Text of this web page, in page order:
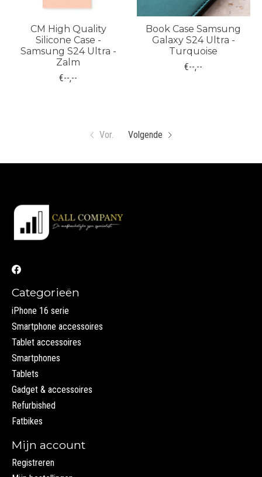
CM High Quality
Silicone Case -
Samsung S24 Ultra -
Zalm
€--,--
Book Case Samsung
Galaxy S24 Ultra -
Turquoise
€--,--
Vor. Volgende
Categorieën
iPhone 16 serie
Smartphone accessoires
Tablet accessoires
Smartphones
Tablets
Gadget & accessoires
Refurbished
Fatbikes
Mijn account
Registreren